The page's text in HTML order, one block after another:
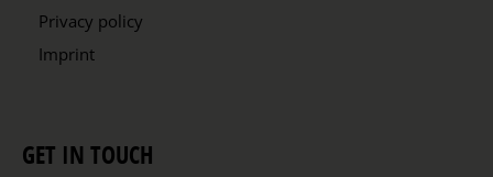
Privacy policy
Imprint
GET IN TOUCH